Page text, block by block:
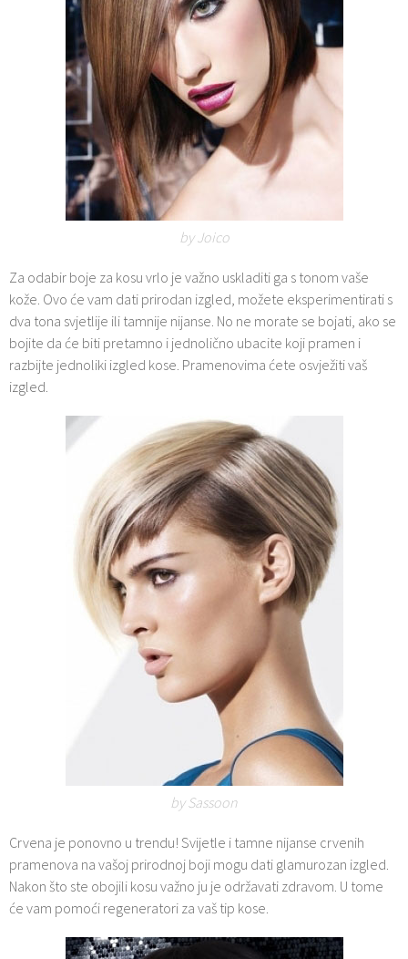
by Joico
Za odabir boje za kosu vrlo je važno uskladiti ga s tonom vaše
kože. Ovo će vam dati prirodan izgled, možete eksperimentirati s
dva tona svjetlije ili tamnije nijanse. No ne morate se bojati, ako se
bojite da će biti pretamno i jednolično ubacite koji pramen i
razbijte jednoliki izgled kose. Pramenovima ćete osvježiti vaš
izgled.
by Sassoon
Crvena je ponovno u trendu! Svijetle i tamne nijanse crvenih
pramenova na vašoj prirodnoj boji mogu dati glamurozan izgled.
Nakon što ste obojili kosu važno ju je održavati zdravom. U tome
će vam pomoći regeneratori za vaš tip kose.